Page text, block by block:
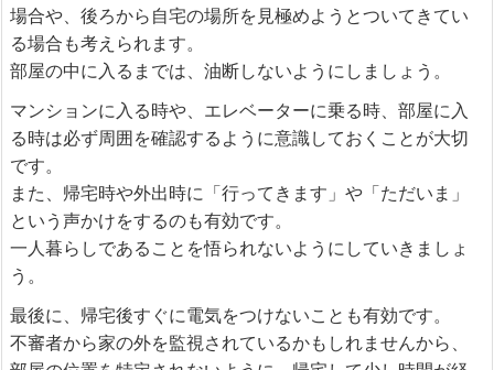
場合や、後ろから自宅の場所を見極めようとついてきてい
る場合も考えられます。
部屋の中に入るまでは、油断しないようにしましょう。
マンションに入る時や、エレベーターに乗る時、部屋に入
る時は必ず周囲を確認するように意識しておくことが大切
です。
また、帰宅時や外出時に「行ってきます」や「ただいま」
という声かけをするのも有効です。
一人暮らしであることを悟られないようにしていきましょ
う。
最後に、帰宅後すぐに電気をつけないことも有効です。
不審者から家の外を監視されているかもしれませんから、